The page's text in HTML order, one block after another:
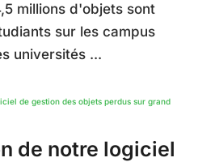
millions d'objets sont
sur les campus
universités ...
de notre logiciel